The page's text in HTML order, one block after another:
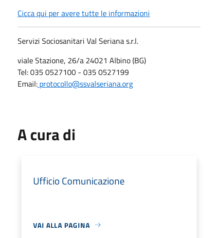
Cicca qui per avere tutte le informazioni
Servizi Sociosanitari Val Seriana s.r.l.
viale Stazione, 26/a 24021 Albino (BG)
Tel: 035 0527100 - 035 0527199
Email: protocollo@ssvalseriana.org
A cura di
Ufficio Comunicazione
VAI ALLA PAGINA